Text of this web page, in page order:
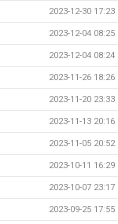
2023-12-30 17:23
2023-12-04 08:25
2023-12-04 08:24
2023-11-26 18:26
2023-11-20 23:33
2023-11-13 20:16
2023-11-05 20:52
2023-10-11 16:29
2023-10-07 23:17
2023-09-25 17:55